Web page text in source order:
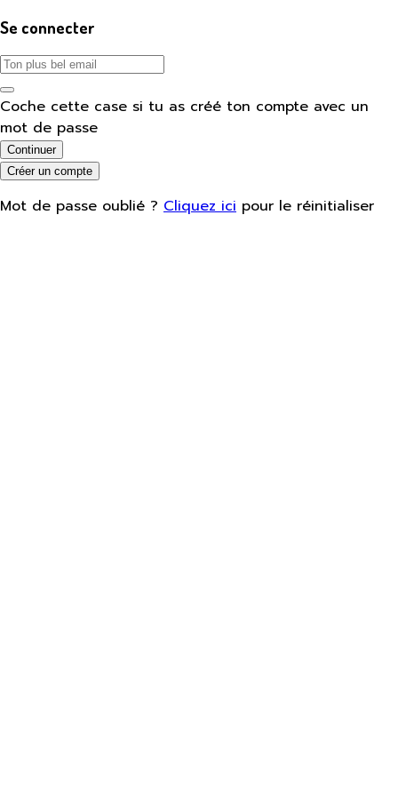
Se connecter
Coche cette case si tu as créé ton compte avec un
mot de passe
Continuer
Créer un compte
Mot de passe oublié ? Cliquez ici pour le réinitialiser